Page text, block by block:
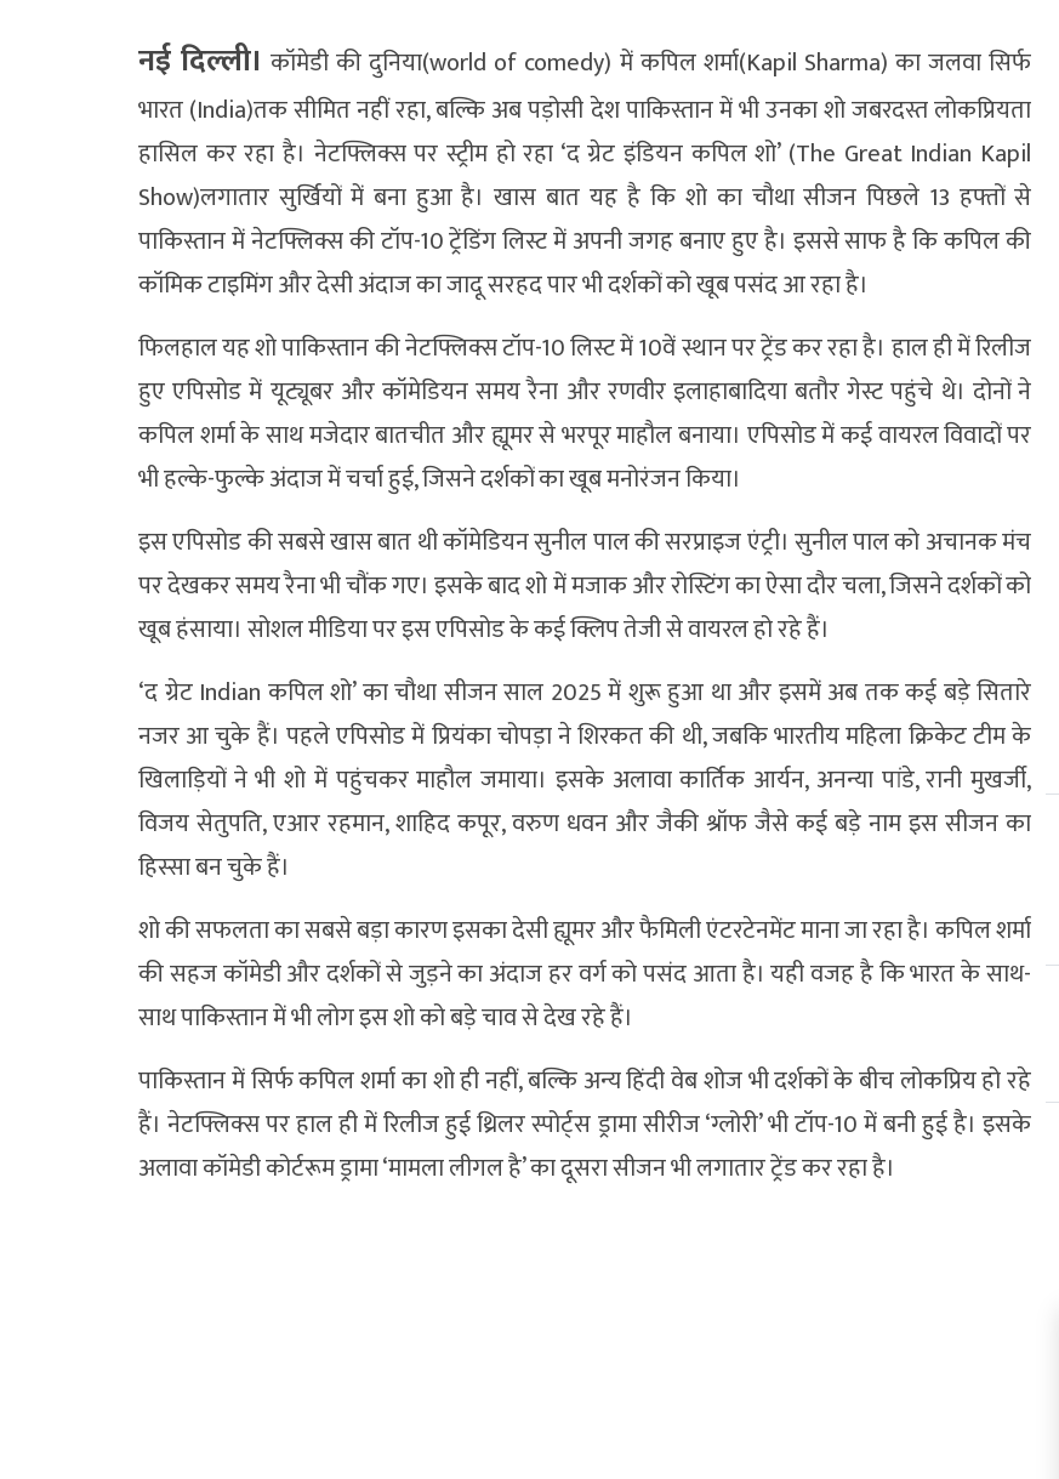
नई दिल्ली। कॉमेडी की दुनिया(world of comedy) में कपिल शर्मा(Kapil Sharma) का जलवा सिर्फ
भारत (India)तक सीमित नहीं रहा, बल्कि अब पड़ोसी देश पाकिस्तान में भी उनका शो जबरदस्त लोकप्रियता
हासिल कर रहा है। नेटफ्लिक्स पर स्ट्रीम हो रहा ‘द ग्रेट इंडियन कपिल शो’ (The Great Indian Kapil
Show)लगातार सुर्खियों में बना हुआ है। खास बात यह है कि शो का चौथा सीजन पिछले 13 हफ्तों से
पाकिस्तान में नेटफ्लिक्स की टॉप-10 ट्रेंडिंग लिस्ट में अपनी जगह बनाए हुए है। इससे साफ है कि कपिल की
कॉमिक टाइमिंग और देसी अंदाज का जादू सरहद पार भी दर्शकों को खूब पसंद आ रहा है।
फिलहाल यह शो पाकिस्तान की नेटफ्लिक्स टॉप-10 लिस्ट में 10वें स्थान पर ट्रेंड कर रहा है। हाल ही में रिलीज
हुए एपिसोड में यूट्यूबर और कॉमेडियन समय रैना और रणवीर इलाहाबादिया बतौर गेस्ट पहुंचे थे। दोनों ने
कपिल शर्मा के साथ मजेदार बातचीत और ह्यूमर से भरपूर माहौल बनाया। एपिसोड में कई वायरल विवादों पर
भी हल्के-फुल्के अंदाज में चर्चा हुई, जिसने दर्शकों का खूब मनोरंजन किया।
इस एपिसोड की सबसे खास बात थी कॉमेडियन सुनील पाल की सरप्राइज एंट्री। सुनील पाल को अचानक मंच
पर देखकर समय रैना भी चौंक गए। इसके बाद शो में मजाक और रोस्टिंग का ऐसा दौर चला, जिसने दर्शकों को
खूब हंसाया। सोशल मीडिया पर इस एपिसोड के कई क्लिप तेजी से वायरल हो रहे हैं।
‘द ग्रेट Indian कपिल शो’ का चौथा सीजन साल 2025 में शुरू हुआ था और इसमें अब तक कई बड़े सितारे
नजर आ चुके हैं। पहले एपिसोड में प्रियंका चोपड़ा ने शिरकत की थी, जबकि भारतीय महिला क्रिकेट टीम के
खिलाड़ियों ने भी शो में पहुंचकर माहौल जमाया। इसके अलावा कार्तिक आर्यन, अनन्या पांडे, रानी मुखर्जी,
विजय सेतुपति, एआर रहमान, शाहिद कपूर, वरुण धवन और जैकी श्रॉफ जैसे कई बड़े नाम इस सीजन का
हिस्सा बन चुके हैं।
शो की सफलता का सबसे बड़ा कारण इसका देसी ह्यूमर और फैमिली एंटरटेनमेंट माना जा रहा है। कपिल शर्मा
की सहज कॉमेडी और दर्शकों से जुड़ने का अंदाज हर वर्ग को पसंद आता है। यही वजह है कि भारत के साथ-
साथ पाकिस्तान में भी लोग इस शो को बड़े चाव से देख रहे हैं।
पाकिस्तान में सिर्फ कपिल शर्मा का शो ही नहीं, बल्कि अन्य हिंदी वेब शोज भी दर्शकों के बीच लोकप्रिय हो रहे
हैं। नेटफ्लिक्स पर हाल ही में रिलीज हुई थ्रिलर स्पोर्ट्स ड्रामा सीरीज ‘ग्लोरी’ भी टॉप-10 में बनी हुई है। इसके
अलावा कॉमेडी कोर्टरूम ड्रामा ‘मामला लीगल है’ का दूसरा सीजन भी लगातार ट्रेंड कर रहा है।